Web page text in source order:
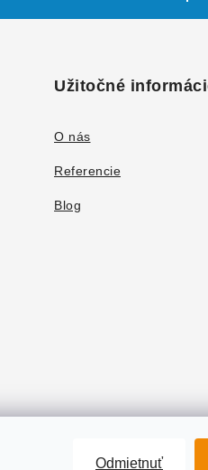
Odmietnuť
Užitočné
O nás
Referencie
Blog